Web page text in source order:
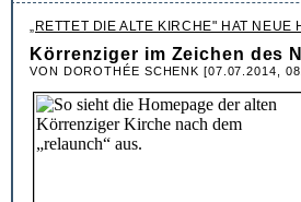
„RETTET DIE ALTE KIRCHE" HAT NEUE
Körrenziger im Zeichen des
VON DOROTHÉE SCHENK [07.07.2014,